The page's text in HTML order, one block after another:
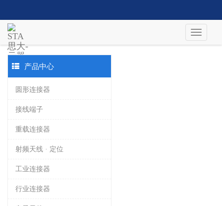
产品中心
圆形连接器
接线端子
重载连接器
射频天线 · 定位
工业连接器
行业连接器